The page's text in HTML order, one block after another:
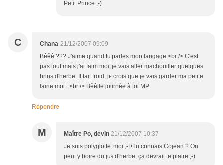
Petit Prince ;-)
C Chana 21/12/2007 09:09
Bêêê ??? J'aime quand tu parles mon langage.<br /> C'est
pas tout mais j'ai faim moi, je vais aller machouiller quelques
brins d'herbe. Il fait froid, je crois que je vais garder ma petite
laine moi...<br /> Bêêlle journée à toi MP
Répondre
M Maître Po, devin 21/12/2007 10:37
Je suis polyglotte, moi ;-ÞTu connais Cojean ? On
peut y boire du jus d'herbe, ça devrait te plaire ;-)